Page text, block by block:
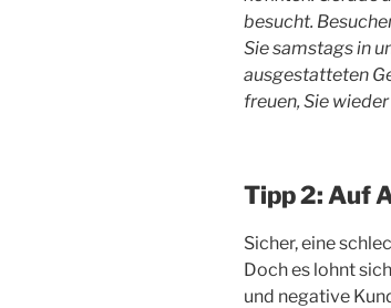
besucht.
Sie samstags in
ausgestatteten
freuen, Sie
Tipp 2: Auf
Sicher, eine
Doch es lohnt
und negative